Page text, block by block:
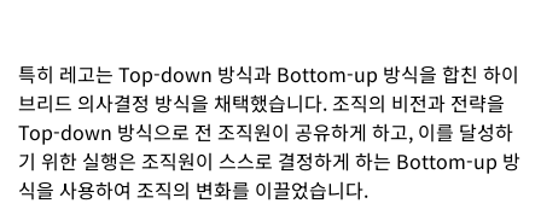
특히 레고는 Top-down 방식과 Bottom-up 방식을 합친 하이
브리드 의사결정 방식을 채택했습니다. 조직의 비전과 전략을
Top-down 방식으로 전 조직원이 공유하게 하고, 이를 달성하
기 위한 실행은 조직원이 스스로 결정하게 하는 Bottom-up 방
식을 사용하여 조직의 변화를 이끌었습니다.